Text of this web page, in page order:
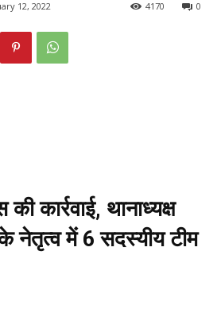
12, 2022 0
4170
कार्रवाई, थानाध्यक्ष
नेतृत्व में 6 सदस्यीय टीम